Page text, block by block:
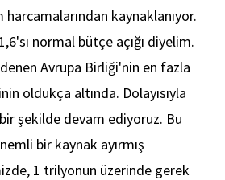
harcamalarından kaynaklanıyor.
normal bütçe açığı diyelim.
Avrupa Birliği'nin en fazla
oldukça altında. Dolayısıyla
şekilde devam ediyoruz. Bu
bir kaynak ayırmış
1 trilyonun üzerinde gerek